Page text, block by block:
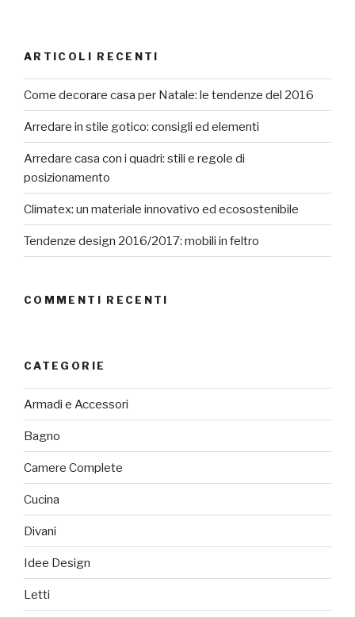
ARTICOLI RECENTI
Come decorare casa per Natale: le tendenze del 2016
Arredare in stile gotico: consigli ed elementi
Arredare casa con i quadri: stili e regole di
posizionamento
Climatex: un materiale innovativo ed ecosostenibile
Tendenze design 2016/2017: mobili in feltro
COMMENTI RECENTI
CATEGORIE
Armadi e Accessori
Bagno
Camere Complete
Cucina
Divani
Idee Design
Letti